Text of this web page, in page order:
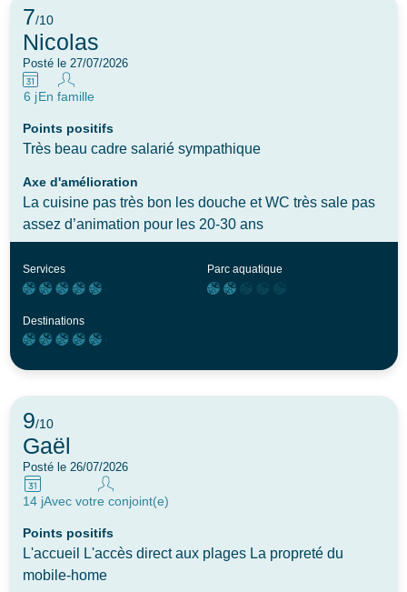
7/10
Nicolas
Posté le 27/07/2026
6 jEn famille
Points positifs
Très beau cadre salarié sympathique
Axe d'amélioration
La cuisine pas très bon les douche et WC très sale pas
assez d’animation pour les 20-30 ans
Services Parc aquatique
Destinations
9/10
Gaël
Posté le 26/07/2026
14 jAvec votre conjoint(e)
Points positifs
L'accueil L'accès direct aux plages La propreté du
mobile-home